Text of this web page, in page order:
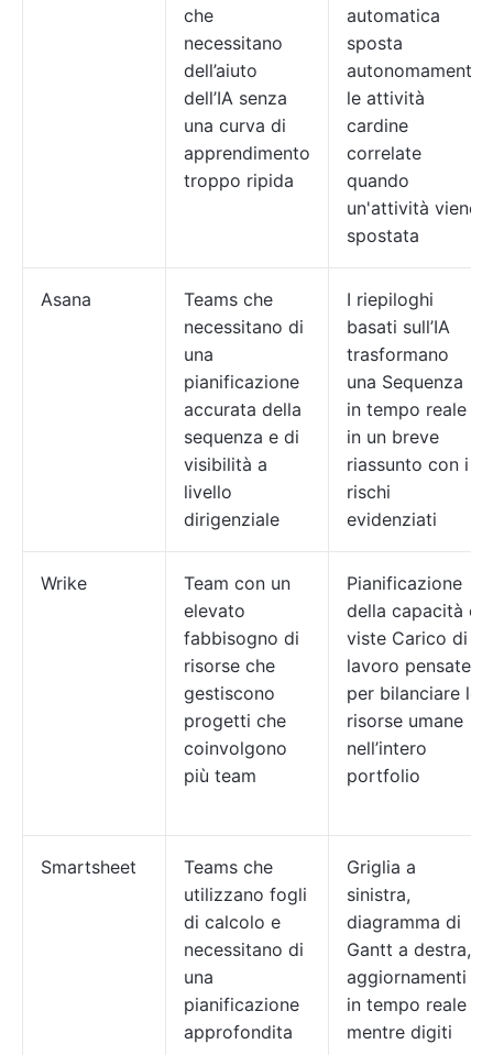
che
necessitano
dell’aiuto
dell’IA senza
una curva di
apprendimento
troppo ripida
automatica
sposta
autonomamente
le attività
cardine
correlate
quando
un'attività viene
spostata
Asana
Teams che
necessitano di
una
pianificazione
accurata della
sequenza e di
visibilità a
livello
dirigenziale
I riepiloghi
basati sull’IA
trasformano
una Sequenza
in tempo reale
in un breve
riassunto con i
rischi
evidenziati
Wrike
Team con un
elevato
fabbisogno di
risorse che
gestiscono
progetti che
coinvolgono
più team
Pianificazione
della capacità e
viste Carico di
lavoro pensate
per bilanciare le
risorse umane
nell’intero
portfolio
Smartsheet
Teams che
utilizzano fogli
di calcolo e
necessitano di
una
pianificazione
approfondita
Griglia a
sinistra,
diagramma di
Gantt a destra,
aggiornamenti
in tempo reale
mentre digiti